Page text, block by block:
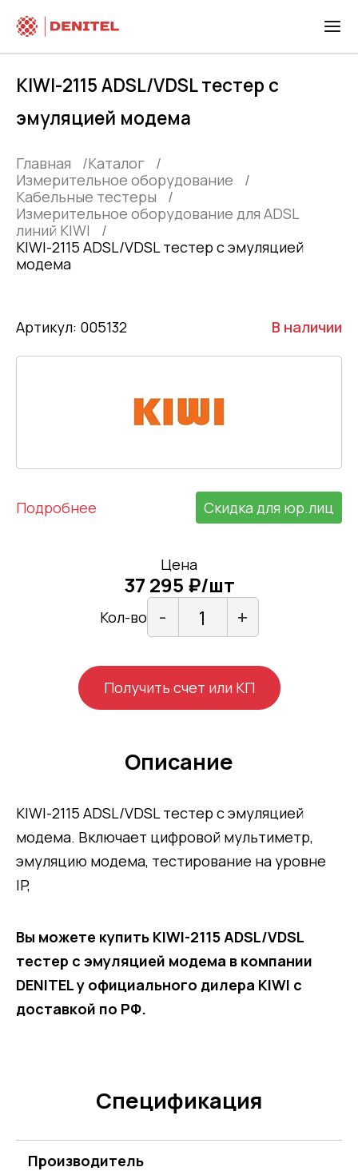
KIWI-2115 ADSL/VDSL тестер с
эмуляцией модема
Главная
Каталог
Измерительное оборудование
Кабельные тестеры
Измерительное оборудование для ADSL
линий KIWI
KIWI-2115 ADSL/VDSL тестер с эмуляцией
модема
Артикул: 005132 В наличии
Подробнее Скидка для юр.лиц
Цена
37 295 ₽/шт
Кол-во - +
Получить счет или КП
Описание
KIWI-2115 ADSL/VDSL тестер с эмуляцией
модема. Включает цифровой мультиметр,
эмуляцию модема, тестирование на уровне
IP,
Вы можете купить KIWI-2115 ADSL/VDSL
тестер с эмуляцией модема в компании
DENITEL у официального дилера KIWI с
доставкой по РФ.
Спецификация
Производитель